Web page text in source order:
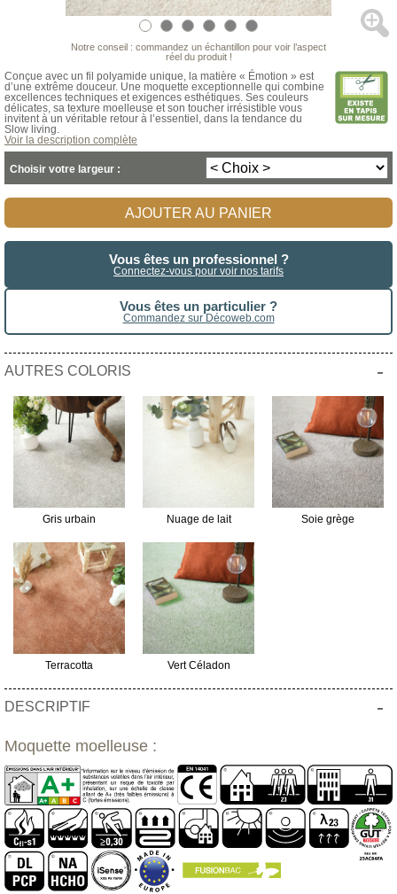
Notre conseil : commandez un échantillon pour voir l’aspect
réel du produit !
Conçue avec un fil polyamide unique, la matière « Émotion » est
d’une extrême douceur. Une moquette exceptionnelle qui combine
excellences techniques et exigences esthétiques. Ses couleurs
délicates, sa texture moelleuse et son toucher irrésistible vous
invitent à un véritable retour à l’essentiel, dans la tendance du
Slow living.
Voir la description complète
Choisir votre largeur :
AJOUTER AU PANIER
Vous êtes un professionnel ?
Connectez-vous pour voir nos tarifs
Vous êtes un particulier ?
Commandez sur Décoweb.com
AUTRES COLORIS -
Gris urbain Nuage de lait Soie grège
Terracotta Vert Céladon
DESCRIPTIF -
Moquette moelleuse :